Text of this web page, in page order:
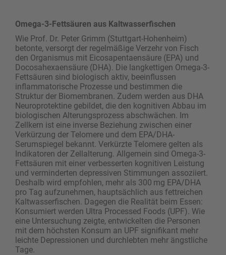
Omega-3-Fettsäuren aus Kaltwasserfischen
Wie Prof. Dr. Peter Grimm (Stuttgart-Hohenheim)
betonte, versorgt der regelmäßige Verzehr von Fisch
den Organismus mit Eicosapentaensäure (EPA) und
Docosahexaensäure (DHA). Die langkettigen Omega-3-
Fettsäuren sind biologisch aktiv, beeinflussen
inflammatorische Prozesse und bestimmen die
Struktur der Biomembranen. Zudem werden aus DHA
Neuroprotektine gebildet, die den kognitiven Abbau im
biologischen Alterungsprozess abschwächen. Im
Zellkern ist eine inverse Beziehung zwischen einer
Verkürzung der Telomere und dem EPA/DHA-
Serumspiegel bekannt. Verkürzte Telomere gelten als
Indikatoren der Zellalterung. Allgemein sind Omega-3-
Fettsäuren mit einer verbesserten kognitiven Leistung
und verminderten depressiven Stimmungen assoziiert.
Deshalb wird empfohlen, mehr als 300 mg EPA/DHA
pro Tag aufzunehmen, hauptsächlich aus fettreichen
Kaltwasserfischen. Dagegen die Realität beim Essen:
Konsumiert werden Ultra Processed Foods (UPF). Wie
eine Untersuchung zeigte, entwickelten die Personen
mit dem höchsten Konsum an UPF signifikant mehr
leichte Depressionen und durchlebten mehr ängstliche
Tage.